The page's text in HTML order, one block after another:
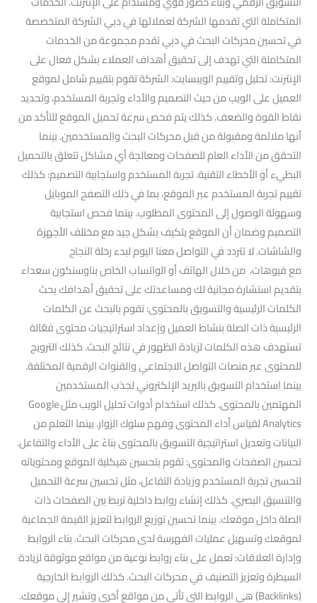
المتكاملة التي تقدمها الشركة لعملائها في دبي الشركة المتخصصة
في تحسين محركات البحث في دبي تقدم مجموعة من الخدمات
المتكاملة التي تهدف إلى تحقيق أهداف العملاء بشكل فعال على
الإنترنت: تحليل وتقييم الويبسايت: الشركة تقوم بتقييم شامل لموقع
العميل على الويب من حيث التصميم والأداء وتجربة المستخدم، وتحديد
نقاط القوة والضعف. كذلك يتم فحص سرعة تحميل الموقع للتأكد من
أنها ملائمة ومقبولة من قبل محركات البحث والمستخدمين. بينما
التحقق من الأداء العام للصفحات ومعالجة أي مشاكل تتعلق بالتحميل
البطيء أو الأخطاء التقنية. تجربة المستخدم واستجابية التصميم: كذلك
تقييم تجربة المستخدم عبر الموقع، بما في ذلك التصفح الموبايل
وسهولة الوصول إلى المحتوى المطلوب. بينما فحص استجابية
التصميم وضمان أن الموقع يتكيف بشكل جيد مع مختلف الأجهزة
والشاشات. لا تتردد في التواصل معنا اليوم لبدء رحلة النجاح
مع فيوهات، من خلال الهاتف أو الواتساب الخاص بناوسنكون سعداء
بتقديم استشارة مجانية لك ومساعدتك على تحقيق أهدافك بحث
الكلمات الرئيسية والتسويق بالمحتوى: تقوم بالبحث عن الكلمات
الرئيسية ذات الصلة بنشاط العميل وإعداد استراتيجيات محتوى فعّالة
تستهدف هذه الكلمات لزيادة الظهور في نتائج البحث. كذلك الترويج
للمحتوى عبر منصات التواصل الاجتماعي والقنوات الرقمية المختلفة.
بينما استخدام التسويق بالبريد الإلكتروني لجذب المستخدمين
المهتمين بالمحتوى. كذلك استخدام أدوات تحليل الويب مثل Google
Analytics لقياس أداء المحتوى وفهم سلوك الزوار. بينما التعلم من
البيانات وتعديل استراتيجية التسويق بالمحتوى بناءً على الأداء والتفاعل.
تحسين الصفحات والمحتوى: تقوم بتحسين هيكلية الموقع ومحتوياته
لتحسين تجربة المستخدم وزيادة التفاعل، مثل تحسين سرعة التحميل
والتنسيق البصري. كذلك إنشاء روابط داخلية تربط بين الصفحات ذات
الصلة داخل موقعك. بينما تحسين توزيع الروابط لتعزيز القيمة الجماعية
لموقعك وتسهيل عمليات الفهرسة لدى محركات البحث. بناء الروابط
وإدارة العلاقات: تعمل على بناء روابط نوعية من مواقع موثوقة لزيادة
السيطرة وتعزيز التصنيف في محركات البحث. كذلك الروابط الخارجية
(Backlinks) هي الروابط التي تأتي من مواقع أخرى وتشير إلى موقعك.